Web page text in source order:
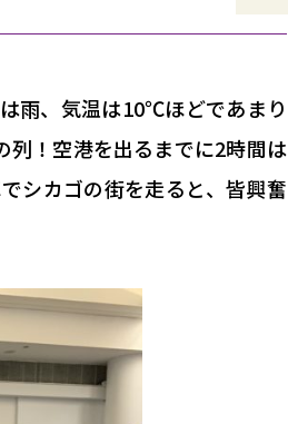
雨、気温は10℃ほどであまり
列！空港を出るまでに2時間は
シカゴの街を走ると、皆興奮